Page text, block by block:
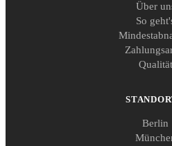
Über
So
Qualität
Berlin